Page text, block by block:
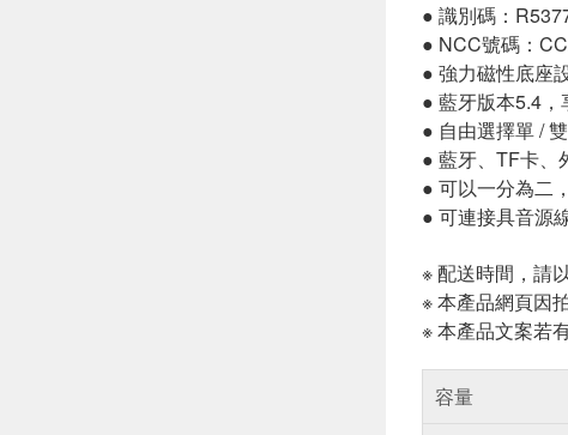
● 識別碼：
● NCC號碼：
● 強力磁性底座
● 藍牙版本5.4，
● 自由選擇單 /
● 藍牙、TF卡、
● 可以一分為二
● 可連接具音源
※ 配送時間，請
※ 本產品網頁因
※ 本產品文案若
容量